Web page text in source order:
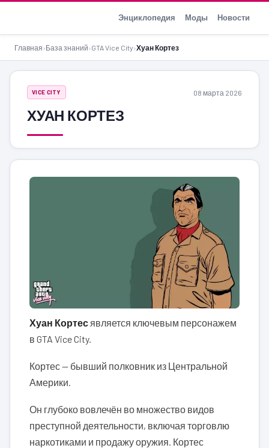
Энциклопедия Моды Новости
Главная›База знаний›GTA Vice City›Хуан Кортез
VICE CITY 08 марта 2026
ХУАН КОРТЕЗ
Хуан Кортес является ключевым персонажем
в GTA Vice City.
Кортес — бывший полковник из Центральной
Америки.
Он глубоко вовлечён во множество видов
преступной деятельности, включая торговлю
наркотиками и продажу оружия. Кортес